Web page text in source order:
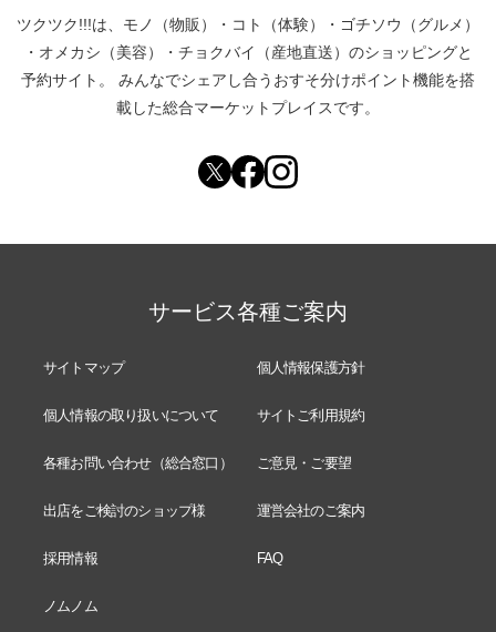
ツクツク!!!は、 モノ（物販） ・ コト（体験） ・ ゴチソウ（グルメ）
・ オメカシ（美容） ・ チョクバイ（産地直送） のショッピングと
予約サイト。
みんなでシェアし合う おすそ分けポイント機能を搭
載した総合マーケットプレイスです。
サービス各種ご案内
サイトマップ 個人情報保護方針
個人情報の取り扱いについて サイトご利用規約
各種お問い合わせ（総合窓口） ご意見・ご要望
出店をご検討のショップ様 運営会社のご案内
採用情報 FAQ
ノムノム